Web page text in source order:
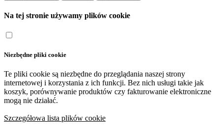
Na tej stronie używamy plików cookie
Niezbędne pliki cookie
Te pliki cookie są niezbędne do przeglądania naszej strony
internetowej i korzystania z ich funkcji. Bez nich usługi takie jak
koszyk, porównywanie produktów czy fakturowanie elektroniczne
mogą nie działać.
Szczegółowa lista plików cookie